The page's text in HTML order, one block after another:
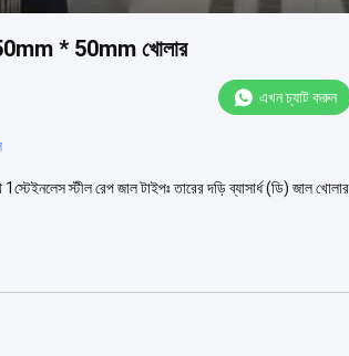
* 50mm খোলার
এখন চ্যাট করুন
স্টীল রেপ জাল টাইপঃ তারের দড়ি ব্যাসার্ধ (ডি) জাল খোলার